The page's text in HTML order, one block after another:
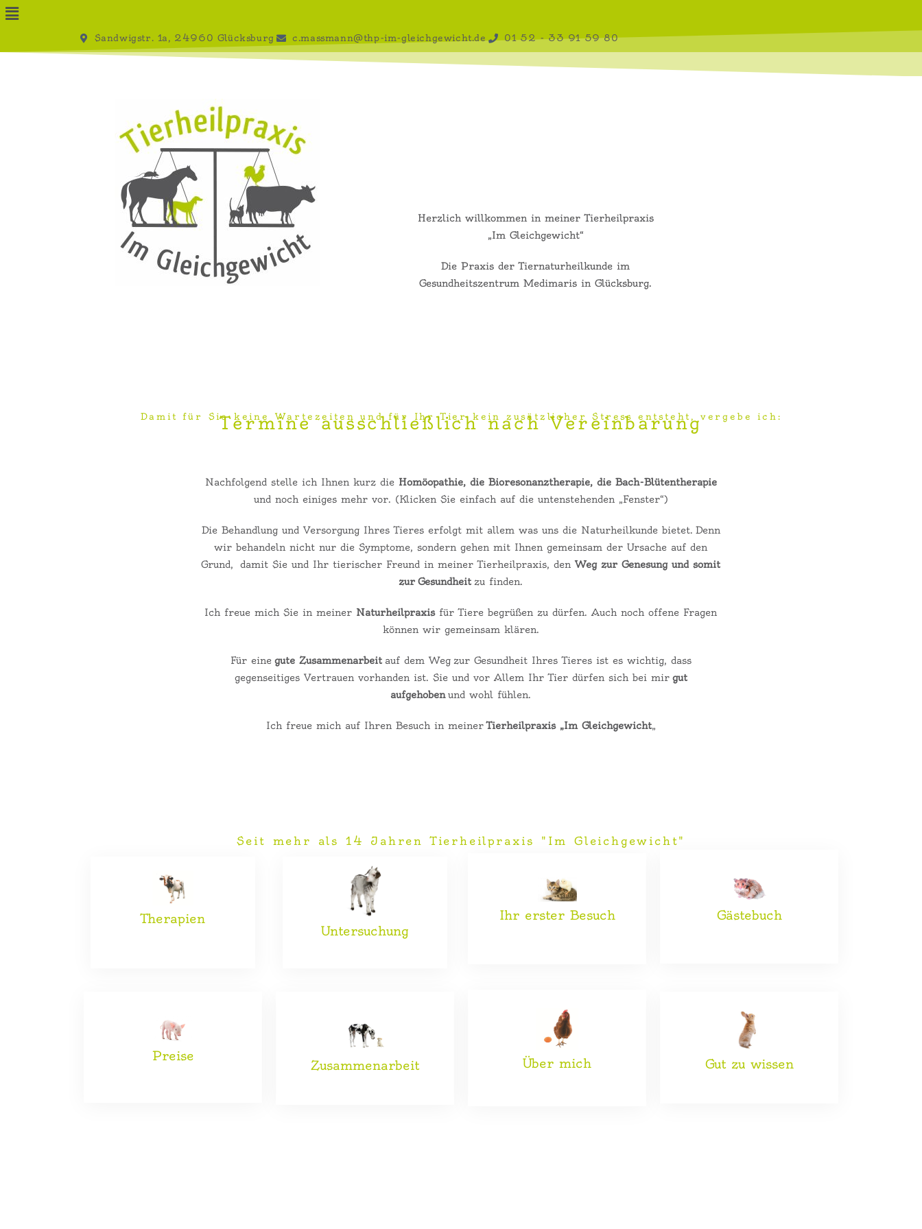
Sandwigstr. 1a, 24960 Glücksburg c.massmann@thp-im-gleichgewicht.de 01 52 - 33 91 59 80
Herzlich willkommen in meiner Tierheilpraxis
„Im Gleichgewicht“
Die Praxis der Tiernaturheilkunde im
Gesundheitszentrum Medimaris in Glücksburg.
Termine ausschließlich nach Vereinbarung
Damit für Sie keine Wartezeiten und für Ihr Tier kein zusätzlicher Stress entsteht, vergebe ich:
Nachfolgend stelle ich Ihnen kurz die Homöopathie, die Bioresonanztherapie, die Bach-Blütentherapie
und noch einiges mehr vor. (Klicken Sie einfach auf die untenstehenden „Fenster“)
Die Behandlung und Versorgung Ihres Tieres erfolgt mit allem was uns die Naturheilkunde bietet. Denn
wir behandeln nicht nur die Symptome, sondern gehen mit Ihnen gemeinsam der Ursache auf den
Grund, damit Sie und Ihr tierischer Freund in meiner Tierheilpraxis, denWeg zur Genesung und somit
zur Gesundheit zu finden.
Ich freue mich Sie in meiner Naturheilpraxisfür Tiere begrüßen zu dürfen. Auch noch offene Fragen
können wir gemeinsam klären.
Für eine gute Zusammenarbeitauf dem Weg zur Gesundheit Ihres Tieres ist es wichtig, dass
gegenseitiges Vertrauen vorhanden ist. Sie und vor Allem Ihr Tier dürfen sich bei mir gut
aufgehobenund wohl fühlen.
Ich freue mich auf Ihren Besuch in meinerTierheilpraxis „Im Gleichgewicht„
Seit mehr als 14 Jahren Tierheilpraxis "Im Gleichgewicht"
Therapien
Untersuchung
Ihr erster Besuch Gästebuch
Preise
Zusammenarbeit Über mich Gut zu wissen